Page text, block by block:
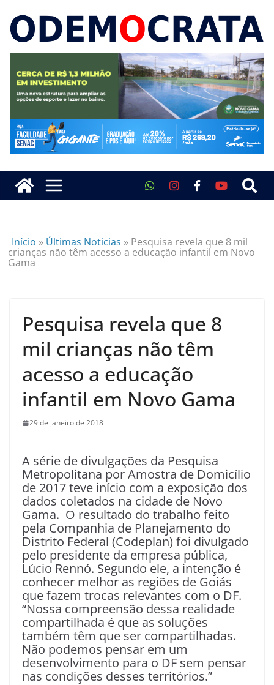
Início » Últimas Noticias » Pesquisa revela que 8 mil
crianças não têm acesso a educação infantil em Novo
Gama
Pesquisa revela que 8
mil crianças não têm
acesso a educação
infantil em Novo Gama
29 de janeiro de 2018
A série de divulgações da Pesquisa
Metropolitana por Amostra de Domicílio
de 2017 teve início com a exposição dos
dados coletados na cidade de Novo
Gama. O resultado do trabalho feito
pela Companhia de Planejamento do
Distrito Federal (Codeplan) foi divulgado
pelo presidente da empresa pública,
Lúcio Rennó. Segundo ele, a intenção é
conhecer melhor as regiões de Goiás
que fazem trocas relevantes com o DF.
“Nossa compreensão dessa realidade
compartilhada é que as soluções
também têm que ser compartilhadas.
Não podemos pensar em um
desenvolvimento para o DF sem pensar
nas condições desses territórios.”